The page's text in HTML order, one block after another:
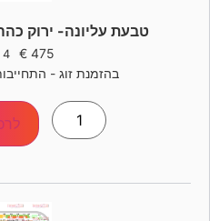
טבעת עליונה- ירוק
475
€ 4 במלאי
בהזמנת זוג -